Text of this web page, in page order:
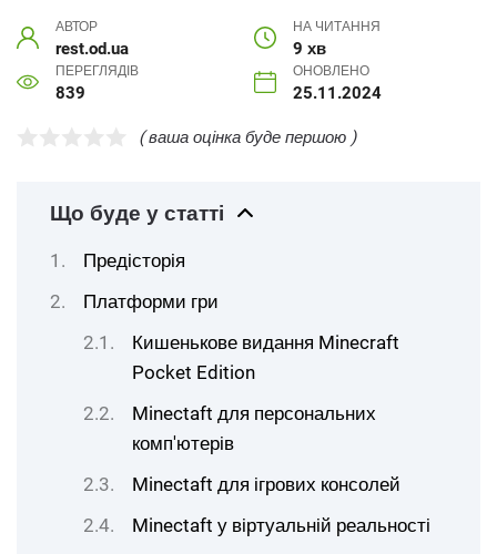
АВТОР
rest.od.ua
НА ЧИТАННЯ
9 хв
ПЕРЕГЛЯДІВ
839
ОНОВЛЕНО
25.11.2024
( ваша оцінка буде першою )
Що буде у статті
Предісторія
Платформи гри
Кишенькове видання Minecraft
Pocket Edition
Minectaft для персональних
комп'ютерів
Minectaft для ігрових консолей
Minectaft у віртуальній реальності